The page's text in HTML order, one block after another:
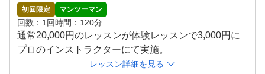
◇手ぶらでOK！レンタル無料！
お仕事に忙しい方でもふらっと通いやすく練習に必要なゴ
ルフ用品はすべて無料レンタルでご用意しています。まず
は気軽に一歩を踏み出してみませんか？
初回限定 マンツーマン
回数 1回時間 120分
通常20,000円のレッスンが体験レッスンで3,000円に
プロのインストラクターにて実施。
レッスン詳細を見る